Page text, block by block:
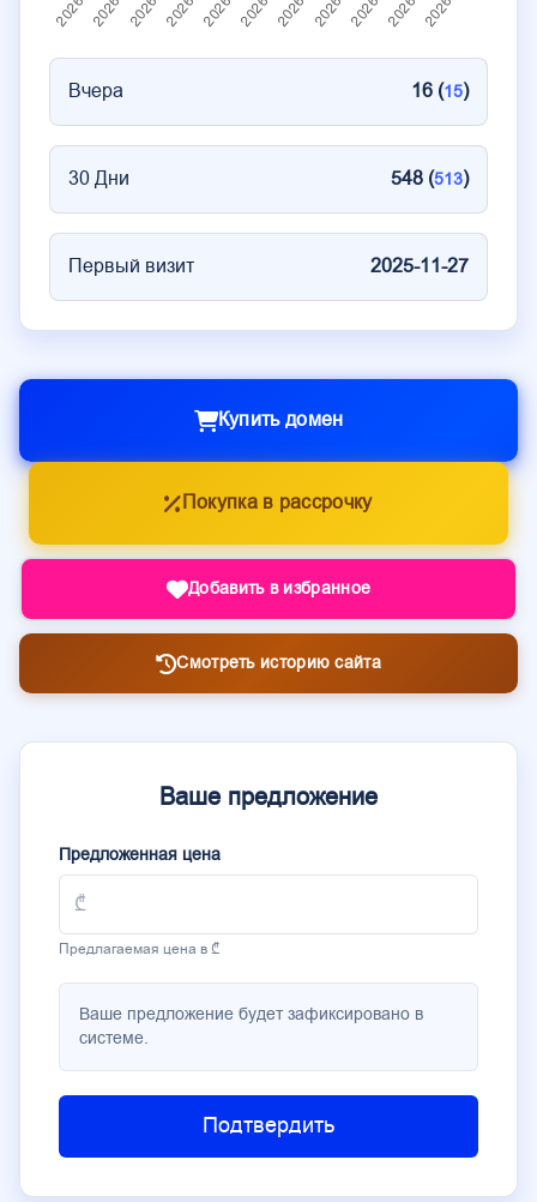
Вчера 16 (15)
30 Дни 548 (513)
Первый визит 2025-11-27
Купить домен
Покупка в рассрочку
Добавить в избранное
Смотреть историю сайта
Ваше предложение
Предложенная цена
Предлагаемая цена в ₾
Ваше предложение будет зафиксировано в
системе.
Подтвердить